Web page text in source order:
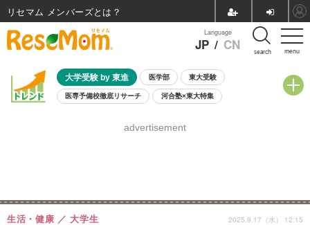
menu
Language
JP / CN search
大学受験 by 東進 医学部 東大受験
医専予備校徹底リサーチ 河合塾×東大特集
8月開催学校説明会・相談会
advertisement
生活・健康 大学生 2025.9.17（水） 12:15
リセマム メンバーズ